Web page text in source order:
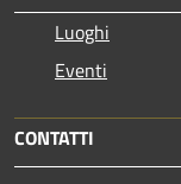
Luoghi
Eventi
CONTATTI